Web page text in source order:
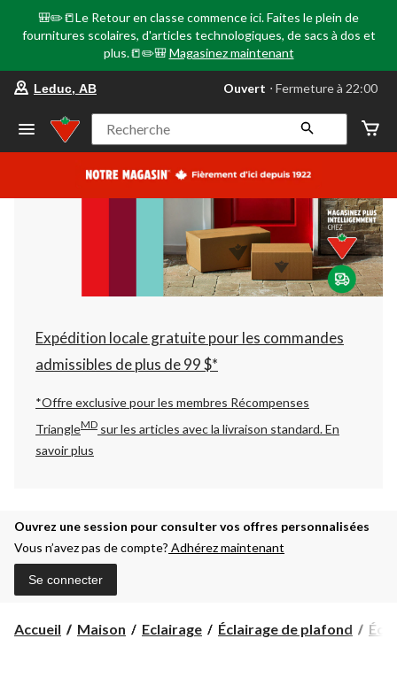
🎒✏️📒Le Retour en classe commence ici. Faites le plein de
fournitures scolaires, d'articles technologiques, de sacs à dos et
plus.📒✏️🎒 Magasinez maintenant
votre
préféré
Leduc,
AB,
courament
Fermeture
à
22:00
cliquer
pour
changer
Leduc, AB Ouvert ⋅ Fermeture à 22:00
Recherche
Expédition locale gratuite pour les commandes
admissibles de plus de 99 $*
*Offre exclusive pour les membres Récompenses
TriangleMD sur les articles avec la livraison standard.En
savoir plus
Ouvrez une session pour consulter vos offres personnalisées
Vous n’avez pas de compte? Adhérez maintenant
Se connecter
Accueil Maison Eclairage Éclairage de plafond